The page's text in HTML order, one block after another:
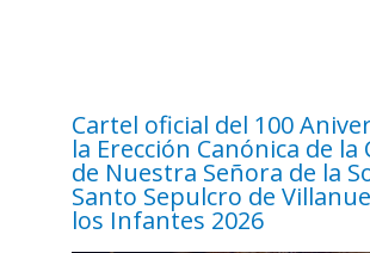
Cartel oficial del 100
la Erección Canónica de la
de Nuestra Señora de la
Santo Sepulcro de
los Infantes 2026